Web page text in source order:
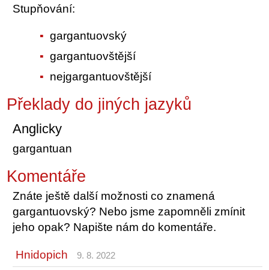
Stupňování:
gargantuovský
gargantuovštější
nejgargantuovštější
Překlady do jiných jazyků
Anglicky
gargantuan
Komentáře
Znáte ještě další možnosti co znamená
gargantuovský? Nebo jsme zapomněli zmínit
jeho opak? Napište nám do komentáře.
Hnidopich 9. 8. 2022